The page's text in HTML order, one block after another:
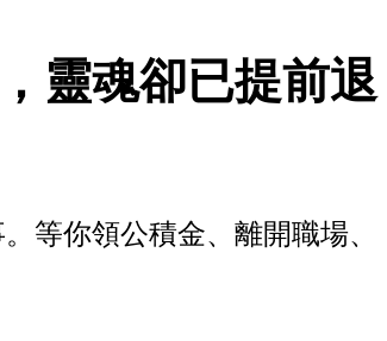
靈魂卻已提前退
等你領公積金、離開職場、